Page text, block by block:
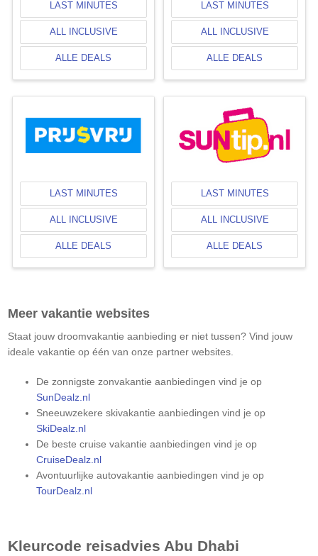
LAST MINUTES
ALL INCLUSIVE
ALLE DEALS
LAST MINUTES
ALL INCLUSIVE
ALLE DEALS
LAST MINUTES
ALL INCLUSIVE
ALLE DEALS
LAST MINUTES
ALL INCLUSIVE
ALLE DEALS
Meer vakantie websites
Staat jouw droomvakantie aanbieding er niet tussen? Vind jouw
ideale vakantie op één van onze partner websites.
De zonnigste zonvakantie aanbiedingen vind je op
SunDealz.nl
Sneeuwzekere skivakantie aanbiedingen vind je op
SkiDealz.nl
De beste cruise vakantie aanbiedingen vind je op
CruiseDealz.nl
Avontuurlijke autovakantie aanbiedingen vind je op
TourDealz.nl
Kleurcode reisadvies Abu Dhabi